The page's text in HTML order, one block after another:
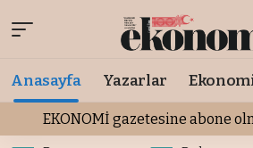
Anasayfa Yazarlar
EKONOMİ gazetesine abone